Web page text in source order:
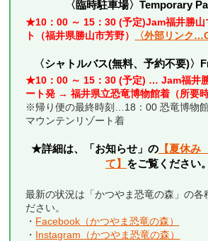
〈臨時駐車場〉Temporary
★10：00 ～ 15：30 (予定)Jam福井勝山
ト（福井県勝山市芳野）
〈外部リンク
〈シャトルバス(無料、予約不要)〉
★10：00 ～ 15：30 (予定) … Jam福井
ート発 → 福井県立恐竜博物館着（所要時
※帰り便の最終時刻…18：00 恐竜博物
マウンテンリゾート着
★詳細は、「お知らせ」の 【夏休
て】 をご覧ください。
最新の状況は「かつやま恐竜の森」の各
ださい。
・ Facebook（かつやま恐竜の森）
・ Instagram（かつやま恐竜の森）